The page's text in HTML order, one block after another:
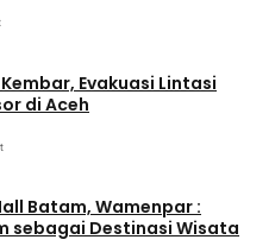
Evakuasi Lintasi
di Aceh
Batam, Wamenpar :
sebagai Destinasi Wisata